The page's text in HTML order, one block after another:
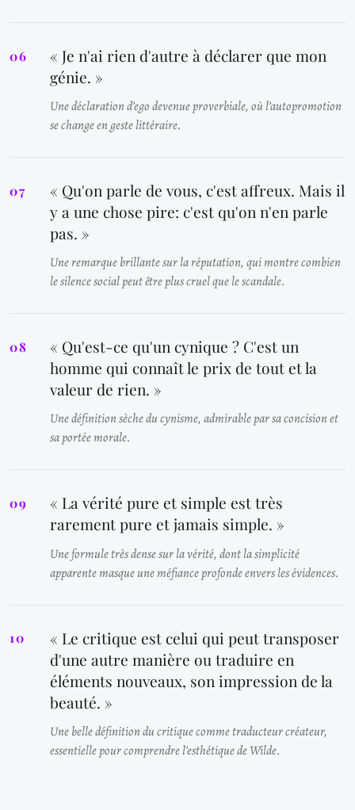
« Je n'ai rien d'autre à déclarer que mon
génie. »
Une déclaration d’ego devenue proverbiale, où l’autopromotion
se change en geste littéraire.
« Qu'on parle de vous, c'est affreux. Mais il
y a une chose pire: c'est qu'on n'en parle
pas. »
Une remarque brillante sur la réputation, qui montre combien
le silence social peut être plus cruel que le scandale.
« Qu'est-ce qu'un cynique ? C'est un
homme qui connaît le prix de tout et la
valeur de rien. »
Une définition sèche du cynisme, admirable par sa concision et
sa portée morale.
« La vérité pure et simple est très
rarement pure et jamais simple. »
Une formule très dense sur la vérité, dont la simplicité
apparente masque une méfiance profonde envers les évidences.
« Le critique est celui qui peut transposer
d'une autre manière ou traduire en
éléments nouveaux, son impression de la
beauté. »
Une belle définition du critique comme traducteur créateur,
essentielle pour comprendre l’esthétique de Wilde.